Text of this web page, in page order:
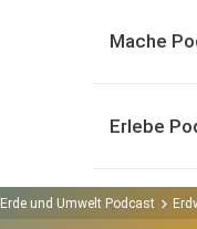
Mache
Erlebe
Erde und Umwelt Podcast